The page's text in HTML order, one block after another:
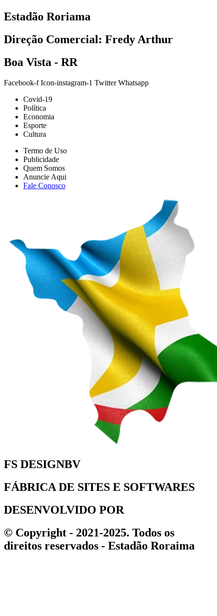
Estadão Roriama
Direção Comercial: Fredy Arthur
Boa Vista - RR
Facebook-f Icon-instagram-1 Twitter Whatsapp
Covid-19
Política
Economia
Esporte
Cultura
Termo de Uso
Publicidade
Quem Somos
Anuncie Aqui
Fale Conosco
FS DESIGNBV
FÁBRICA DE SITES E SOFTWARES
DESENVOLVIDO POR
© Copyright - 2021-2025. Todos os
direitos reservados - Estadão Roraima